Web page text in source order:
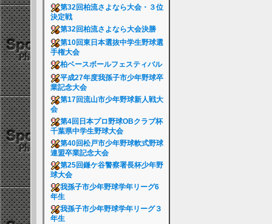
第32回柏流さよなら大会・３位
決定戦
第32回柏流さよなら大会決勝
第10回東日本選抜中学生野球選
手権大会
柏ベースボールフェスティバル
平成27年度我孫子市少年野球卒
業記念大会
第17回流山市少年野球新人戦大
会
第4回日本プロ野球OBクラブ杯
千葉県中学生野球大会
第40回松戸市少年野球軟式野球
連盟卒業記念大会
第25回鎌ケ谷警察署長杯少年野
球大会
我孫子市少年野球学年リーグ6
年生
我孫子市少年野球学年リーグ３
年生